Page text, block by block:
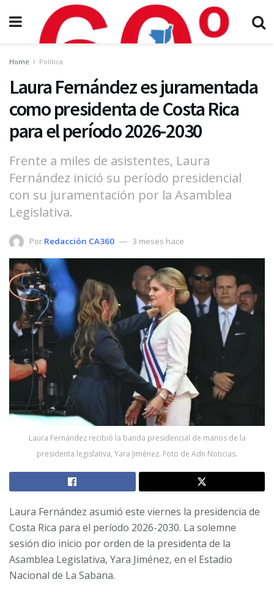
Home Política
Laura Fernández es juramentada
como presidenta de Costa Rica
para el período 2026-2030
Frente a miles de asistentes, Laura
Fernández inició su período presidencial
con su juramentación por la Asamblea
Legislativa.
Por Redacción CA360 3 meses hace
Laura Fernández recibió la banda presidencial de manos de la
presidenta legislativa, Yara Jiménez. Foto de Adn Noticias.
Laura Fernández asumió este viernes la presidencia de
Costa Rica para el período 2026-2030. La solemne
sesión dio inicio por orden de la presidenta de la
Asamblea Legislativa, Yara Jiménez, en el Estadio
Nacional de La Sabana.